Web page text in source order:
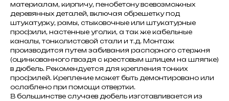
материалам, кирпичу, пенобетону всевозможных
деревянных деталей, включая обрешетку под
штукатурку, рамы, стыковочные или штукатурные
профили, настенные уголки, а так же кабельные
каналы, тонколистовой стали и т.д. Монтаж
производится путем забивания распорного стержня
(оцинкованного гвоздя с крестовым шлицем на шляпке)
в дюбель. Рекомендуется для крепления тонких
профилей. Крепление может быть демонтировано или
ослаблено при помощи отвертки.
В большинстве случаев дюбель изготавливается из